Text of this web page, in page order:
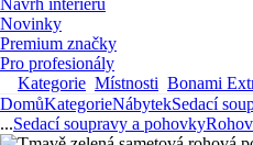
Návrh interiéru
Novinky
Premium značky
Pro profesionály
Kategorie Místnosti Bonami
DomůKategorieNábytekSedací
...Sedací soupravy a pohovky